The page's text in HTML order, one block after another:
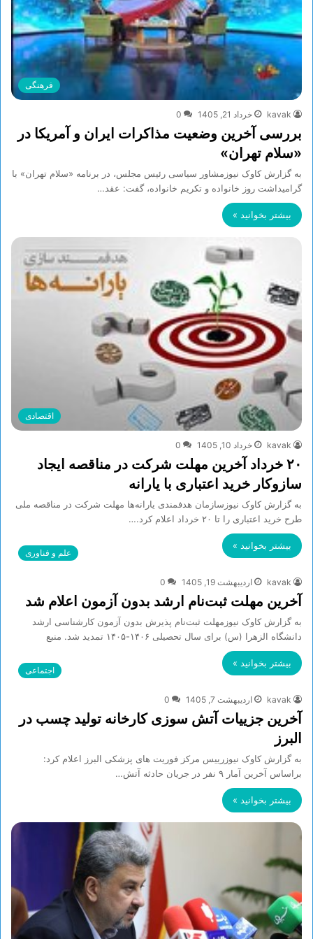
فرهنگی
kavak خرداد 21, 1405 0
بررسی آخرین وضعیت مذاکرات ایران و آمریکا در
«سلام تهران»
به گزارش کاوک نیوزمشاور سیاسی رئیس مجلس، در برنامه «سلام تهران» با
گرامیداشت روز خانواده و تکریم خانواده، گفت: عقد…
بیشتر بخوانید »
اقتصادی
kavak خرداد 10, 1405 0
۲۰ خرداد آخرین مهلت شرکت در مناقصه ایجاد
سازوکار خرید اعتباری با یارانه
به گزارش کاوک نیوزسازمان هدفمندی یارانه‌ها مهلت شرکت در مناقصه ملی
طرح خرید اعتباری را تا ۲۰ خرداد اعلام کرد.…
بیشتر بخوانید »
علم و فناوری
kavak اردیبهشت 19, 1405 0
آخرین مهلت ثبت‌نام ارشد بدون آزمون اعلام شد
به گزارش کاوک نیوزمهلت ثبت‌نام پذیرش بدون آزمون کارشناسی ارشد
دانشگاه الزهرا (س) برای سال تحصیلی ۱۴۰۶-۱۴۰۵ تمدید شد. منبع
بیشتر بخوانید »
اجتماعی
kavak اردیبهشت 7, 1405 0
آخرین جزییات آتش سوزی کارخانه تولید چسب در
البرز
به گزارش کاوک نیوزرییس مرکز فوریت های پزشکی البرز اعلام کرد:
براساس آخرین آمار ۹ نفر در جریان حادثه آتش…
بیشتر بخوانید »